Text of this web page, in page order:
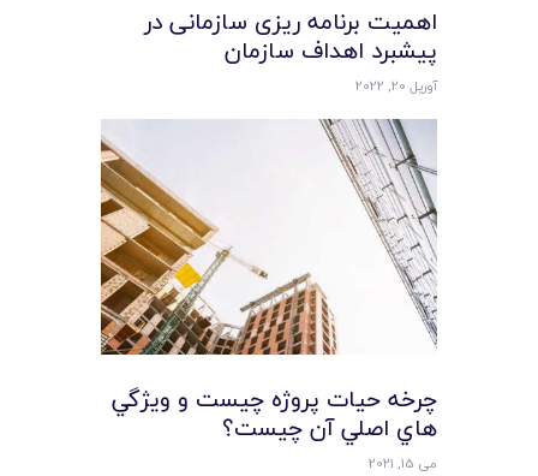
اهمیت برنامه ریزی سازمانی در
پیشبرد اهداف سازمان
آوریل 20, 2022
چرخه حیات پروژه چيست و ويژگي
هاي اصلي آن چيست؟
می 15, 2021